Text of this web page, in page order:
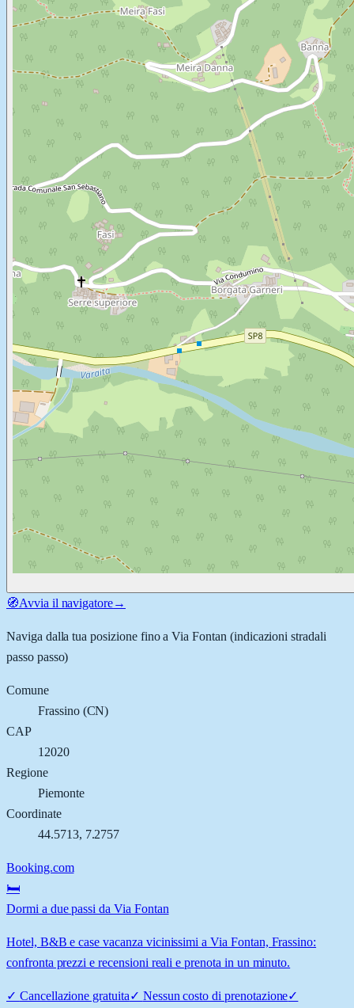
🧭Avvia il navigatore→
Naviga dalla tua posizione fino aVia Fontan (indicazioni stradali
passo passo)
Comune
Frassino(CN)
CAP
12020
Regione
Piemonte
Coordinate
44.5713, 7.2757
Booking.com
🛏️
Dormi a due passi da Via Fontan
Hotel, B&B e case vacanza vicinissimi a Via Fontan, Frassino:
confronta prezzi e recensioni reali e prenota in un minuto.
✓ Cancellazione gratuita✓ Nessun costo di prenotazione✓